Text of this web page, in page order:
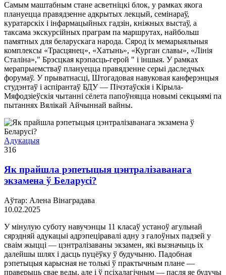
Самым маштабным стане асветніцкі блок, у рамках якога
плануецца правядзенне адкрытых лекцый, семінараў,
куратарскіх і інфармацыйных гадзін, кніжных выстаў, а
таксама экскурсійных праграм па маршрутах, найбольш
памятных для беларускага народа. Сярод іх мемарыяльныя
комплексы «Трасцянец», «Хатынь», «Курган славы», «Лінія
Сталіна»," Брэсцкая крэпасць-герой " і іншыя. У рамках
мерапрыемстваў плануецца правядзенне серыі даследчых
форумаў. У прыватнасці, Штогадовая навуковая канферэнцыя
студэнтаў і аспірантаў БДУ — Пічэтаўскія і Кірыла-
Мяфодзіеўскія чытанні сёлета папоўняцца новымі секцыямі па
пытаннях Вялікай Айчыннай вайны.
Адукацыя
316
Як прайшла рэпетыцыя цэнтралізаванага
экзамена ў Беларусі?
Аўтар: Алена Вінаградава
10.02.2025
У мінулую суботу навучэнцы 11 класаў устаноў агульнай
сярэдняй адукацыі адрэпеціравалі адну з галоўных падзей у
сваім жыцці — цэнтралізаваны экзамен, які вызначыць іх
далейшы шлях і дасць пуцёўку ў будучыню. Падобная
рэпетыцыя карысная не толькі ў практычным плане —
праверыць свае веды, але і ў псіхалагічным — пасля яе будучы